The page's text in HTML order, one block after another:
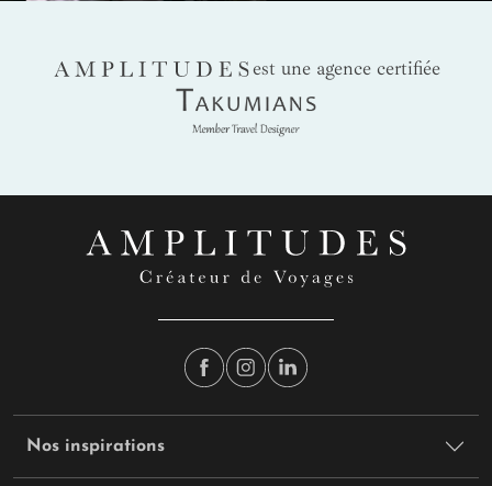
AMPLITUDES
est une agence certifiée
Takumians
Nos inspirations